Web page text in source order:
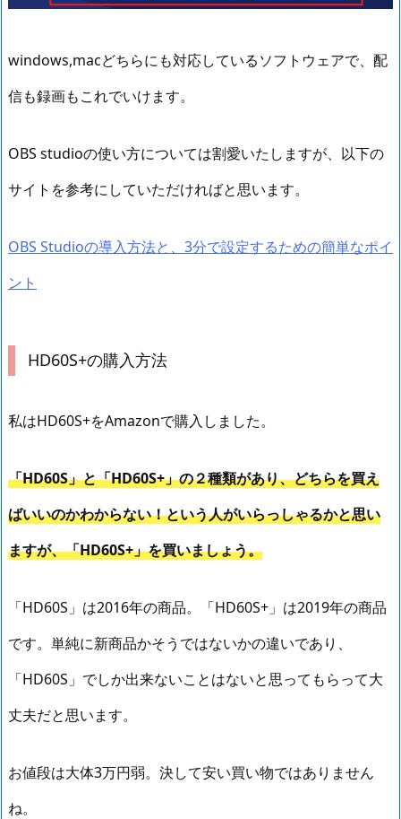
windows,macどちらにも対応しているソフトウェアで、配
信も録画もこれでいけます。
OBS studioの使い方については割愛いたしますが、以下の
サイトを参考にしていただければと思います。
OBS Studioの導入方法と、3分で設定するための簡単なポイ
ント
HD60S+の購入方法
私はHD60S+をAmazonで購入しました。
「HD60S」と「HD60S+」の２種類があり、どちらを買え
ばいいのかわからない！という人がいらっしゃるかと思い
ますが、「HD60S+」を買いましょう。
「HD60S」は2016年の商品。「HD60S+」は2019年の商品
です。単純に新商品かそうではないかの違いであり、
「HD60S」でしか出来ないことはないと思ってもらって大
丈夫だと思います。
お値段は大体3万円弱。決して安い買い物ではありません
ね。